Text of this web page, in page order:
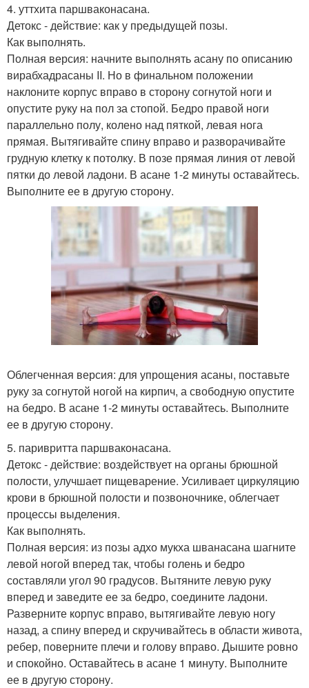
4. уттхита паршваконасана.
Детокс - действие: как у предыдущей позы.
Как выполнять.
Полная версия: начните выполнять асану по описанию
вирабхадрасаны II. Но в финальном положении
наклоните корпус вправо в сторону согнутой ноги и
опустите руку на пол за стопой. Бедро правой ноги
параллельно полу, колено над пяткой, левая нога
прямая. Вытягивайте спину вправо и разворачивайте
грудную клетку к потолку. В позе прямая линия от левой
пятки до левой ладони. В асане 1-2 минуты оставайтесь.
Выполните ее в другую сторону.
Облегченная версия: для упрощения асаны, поставьте
руку за согнутой ногой на кирпич, а свободную опустите
на бедро. В асане 1-2 минуты оставайтесь. Выполните
ее в другую сторону.
5. паривритта паршваконасана.
Детокс - действие: воздействует на органы брюшной
полости, улучшает пищеварение. Усиливает циркуляцию
крови в брюшной полости и позвоночнике, облегчает
процессы выделения.
Как выполнять.
Полная версия: из позы адхо мукха шванасана шагните
левой ногой вперед так, чтобы голень и бедро
составляли угол 90 градусов. Вытяните левую руку
вперед и заведите ее за бедро, соедините ладони.
Разверните корпус вправо, вытягивайте левую ногу
назад, а спину вперед и скручивайтесь в области живота,
ребер, поверните плечи и голову вправо. Дышите ровно
и спокойно. Оставайтесь в асане 1 минуту. Выполните
ее в другую сторону.